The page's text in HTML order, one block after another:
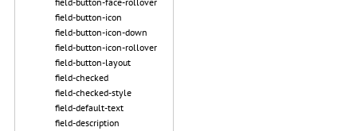
field-button-icon
field-button-icon-down
field-button-icon-rollover
field-button-layout
field-checked
field-checked-style
field-default-text
field-description